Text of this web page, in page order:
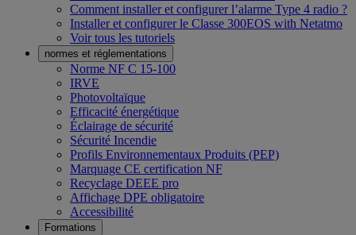
Comment installer et configurer l’alarme Type 4 radio ?
Installer et configurer le Classe 300EOS with Netatmo
Voir tous les tutoriels
normes et réglementations
Norme NF C 15-100
IRVE
Photovoltaïque
Efficacité énergétique
Éclairage de sécurité
Sécurité Incendie
Profils Environnementaux Produits (PEP)
Marquage CE certification NF
Recyclage DEEE pro
Affichage DPE obligatoire
Accessibilité
Formations